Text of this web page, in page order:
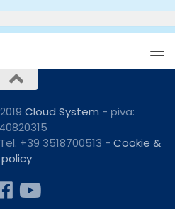
Cloud System - piva:
+39 3518700513 - Cookie &
policy